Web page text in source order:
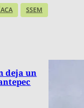
SSEM
deja un